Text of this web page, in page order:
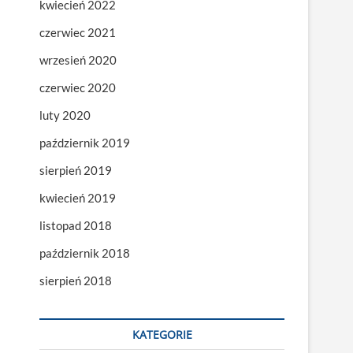
kwiecień 2022
czerwiec 2021
wrzesień 2020
czerwiec 2020
luty 2020
październik 2019
sierpień 2019
kwiecień 2019
listopad 2018
październik 2018
sierpień 2018
KATEGORIE